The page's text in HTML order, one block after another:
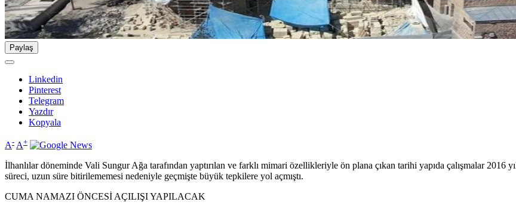
Paylaş
Linkedin
Pinterest
Telegram
Yazdır
Kopyala
A- A+
İlhanlılar döneminde Vali Sungur Ağa tarafından yaptırılan ve farklı mimari özellikleriyle ön plana çıkan tarihi yapıda çalışmalar 2016
süreci, uzun süre bitirilememesi nedeniyle geçmişte büyük tepkilere yol açmıştı.
CUMA NAMAZI ÖNCESİ AÇILIŞI YAPILACAK